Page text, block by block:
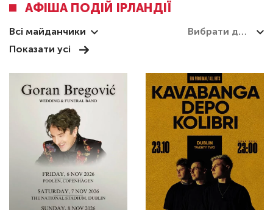
АФІША ПОДІЙ ІРЛАНДІЇ
Всі майданчики
Показати усі